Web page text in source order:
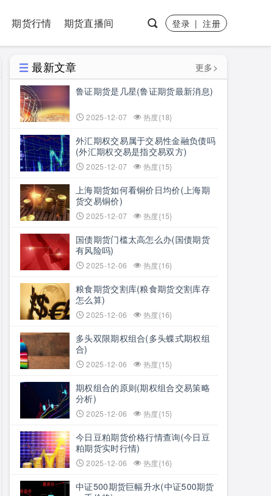
期货行情 期货直播间 登录|注册
最新文章
更多>
鲁证期货是几星(鲁证期货最新消息)
2025-12-07 热度{18}
外汇期权交易属于交易性金融负债吗
(外汇期权交易是指交易双方)
2025-12-07 热度{15}
上海期货如何看铜价日均价(上海期
货交易铜价)
2025-12-07 热度{15}
国债期货门槛太高怎么办(国债期货
有风险吗)
2025-12-06 热度{16}
粮食期货交割库(粮食期货交割库存
怎么算)
2025-12-06 热度{16}
多头双限期权组合(多头蝶式期权组
合)
2025-12-06 热度{15}
期权组合的原则(期权组合交易策略
分析)
2025-12-06 热度{15}
今日豆粕期货价格行情查询(今日豆
粕期货实时行情)
2025-12-06 热度{16}
中证500期货巨幅升水(中证500期货